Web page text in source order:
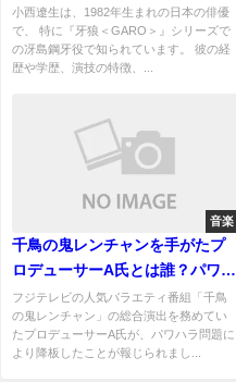
婚してる？
小西遼生は、1982年生まれの日本の俳優
で、 特に『牙狼＜GARO＞』シリーズで
の冴島鋼牙役で知られています。 彼の経
歴や学歴、演技の特徴、...
音楽
千鳥の鬼レンチャンを手がたプ
ロデューサーA氏とは誰？パワハ
ラの内容とは？
フジテレビの人気バラエティ番組「千鳥
の鬼レンチャン」の総合演出を務めてい
たプロデューサーA氏が、パワハラ問題に
より降板したことが報じられまし...